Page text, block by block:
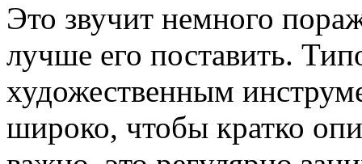
Это звучит немного
лучше его поставить.
художественным
широко, чтобы кратко